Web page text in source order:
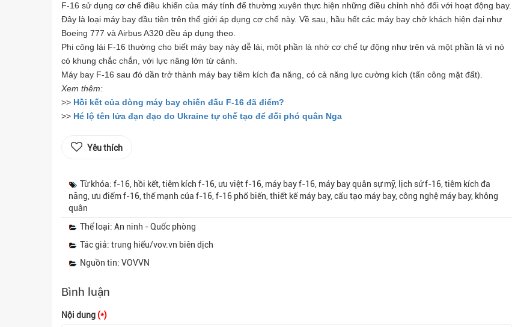
F-16 sử dụng cơ chế điều khiển của máy tính để thường xuyên thực hiện những điều chỉnh nhỏ đối với hoạt động bay.
Đây là loại máy bay đầu tiên trên thế giới áp dụng cơ chế này. Về sau, hầu hết các máy bay chở khách hiện đại như
Boeing 777 và Airbus A320 đều áp dụng theo.
Phi công lái F-16 thường cho biết máy bay này dễ lái, một phần là nhờ cơ chế tự động như trên và một phần là vì nó
có khung chắc chắn, với lực nâng lớn từ cánh.
Máy bay F-16 sau đó dần trở thành máy bay tiêm kích đa năng, có cả năng lực cường kích (tấn công mặt đất).
Xem thêm:
>> Hồi kết của dòng máy bay chiến đấu F-16 đã điểm?
>> Hé lộ tên lửa đạn đạo do Ukraine tự chế tạo để đối phó quân Nga
Yêu thích
Từ khóa: f-16, hồi kết, tiêm kích f-16, ưu việt f-16, máy bay f-16, máy bay quân sự mỹ, lịch sử f-16, tiêm kích đa
năng, ưu điểm f-16, thế mạnh của f-16, f-16 phổ biến, thiết kế máy bay, cấu tạo máy bay, công nghệ máy bay, không
quân
Thể loại: An ninh - Quốc phòng
Tác giả: trung hiếu/vov.vn biên dịch
Nguồn tin: VOVVN
Bình luận
Nội dung (*)